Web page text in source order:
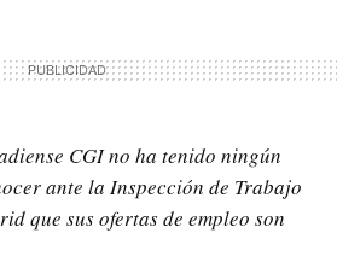
CGI no ha tenido ningún
ante la Inspección de Trabajo
que sus ofertas de empleo son